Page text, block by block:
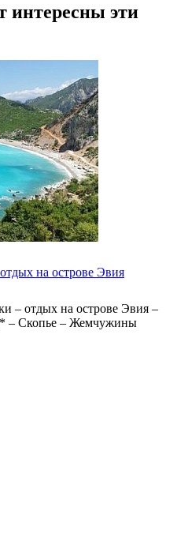
интересны эти
на острове Эвия
– отдых на острове Эвия –
– Скопье – Жемчужины